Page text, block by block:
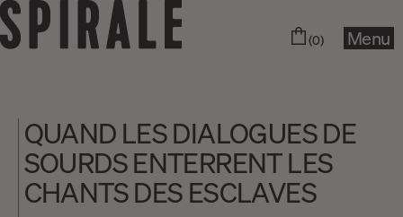
(0) Menu
QUAND LES DIALOGUES DE
SOURDS ENTERRENT LES
CHANTS DES ESCLAVES